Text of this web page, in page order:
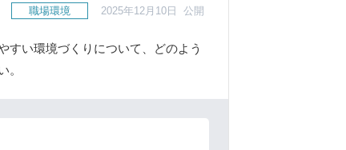
職場環境 2025年12月10日 公開
すい環境づくりについて、どのよう
。